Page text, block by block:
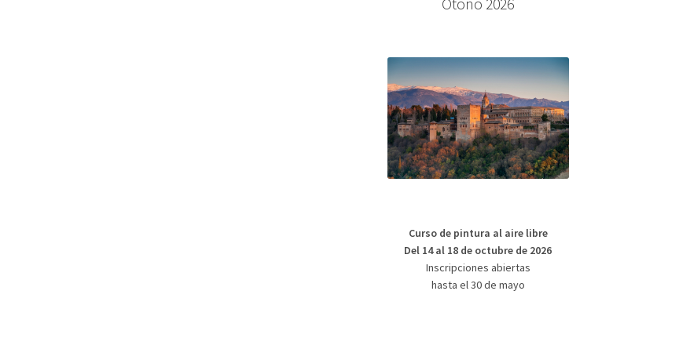
Curso de pintura al aire libre
Del 14 al 18 de octubre de 2026
Inscripciones abiertas
hasta el 30 de mayo